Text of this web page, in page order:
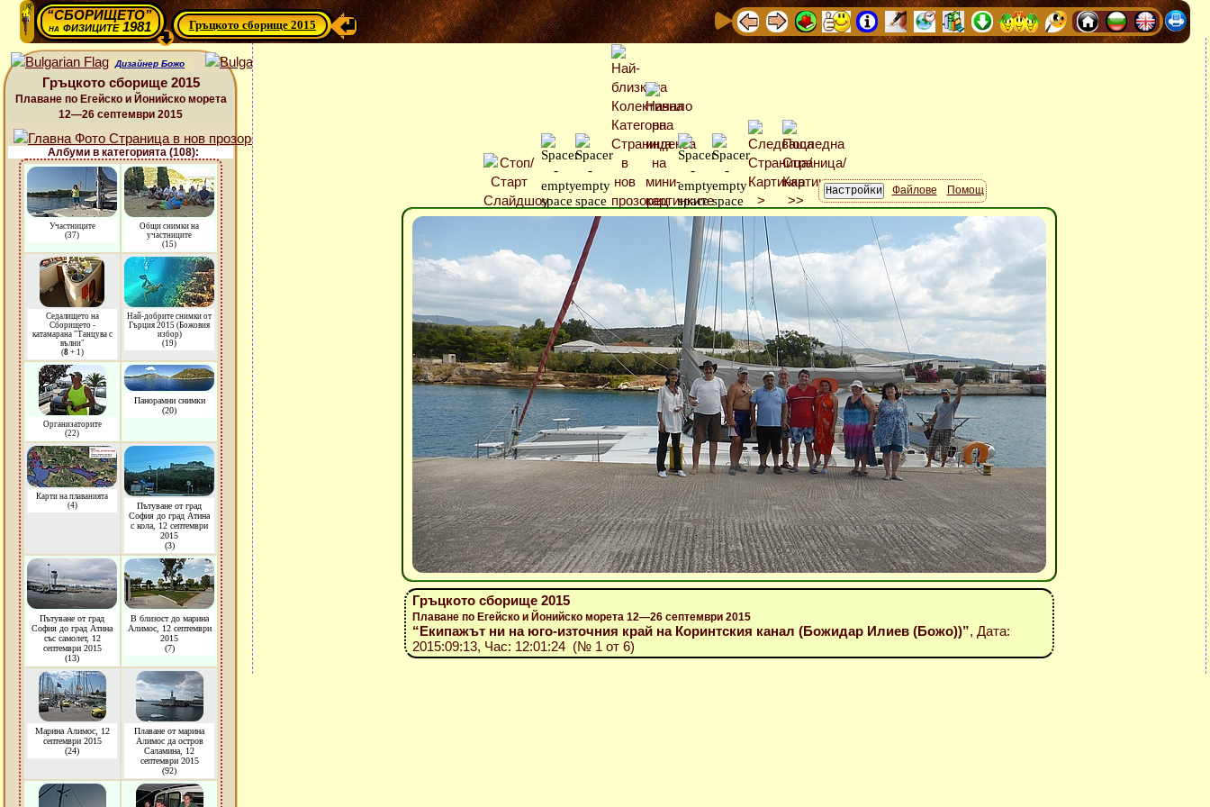
“СБОРИЩЕТО”
нафизиците 1981 Гръцкото сборище 2015
Дизайнер Божо
Гръцкото сборище 2015
Плаване по Егейско и Йонийско морета
12—26 септември 2015
Албуми в категорията (108):
Участниците
(37)
Общи снимки на
участниците
(15)
Седалището на
Сборището -
катамарана "Танцува с
вълни"
(8+ 1)
Най-добрите снимки от
Гърция 2015 (Божовия
избор)
(19)
Организаторите
(22)
Панорамни снимки
(20)
Карти на плаванията
(4)
Пътуване от град
София до град Атина
с кола, 12 септември
2015
(3)
Пътуване от град
София до град Атина
със самолет, 12
септември 2015
(13)
В близост до марина
Алимос, 12 септември
2015
(7)
Марина Алимос, 12
септември 2015
(24)
Плаване от марина
Алимос да остров
Саламина, 12
септември 2015
(92)
Файлове Помощ
Гръцкото сборище 2015
Плаване по Егейско и Йонийско морета 12—26 септември 2015
“Екипажът ни на юго-източния край на Коринтския канал (Божидар Илиев (Божо))”, Дата:
2015:09:13, Час: 12:01:24 (№ 1 от 6)